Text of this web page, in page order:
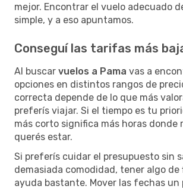
mejor. Encontrar el vuelo adecuado
simple, y a eso apuntamos.
Conseguí las tarifas más
Al buscar vuelos a Pama vas a
opciones en distintos rangos de
correcta depende de lo que más
preferís viajar. Si el tiempo es tu
más corto significa más horas donde
querés estar.
Si preferís cuidar el presupuesto sin
demasiada comodidad, tener algo
ayuda bastante. Mover las fechas un